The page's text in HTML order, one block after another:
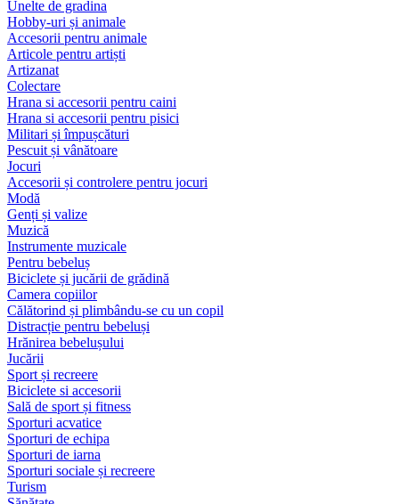
Unelte de gradina
Hobby-uri și animale
Accesorii pentru animale
Articole pentru artiști
Artizanat
Colectare
Hrana si accesorii pentru caini
Hrana si accesorii pentru pisici
Militari și împușcături
Pescuit și vânătoare
Jocuri
Accesorii și controlere pentru jocuri
Modă
Genți și valize
Muzică
Instrumente muzicale
Pentru bebeluș
Biciclete și jucării de grădină
Camera copiilor
Călătorind și plimbându-se cu un copil
Distracție pentru bebeluși
Hrănirea bebelușului
Jucării
Sport și recreere
Biciclete si accesorii
Sală de sport și fitness
Sporturi acvatice
Sporturi de echipa
Sporturi de iarna
Sporturi sociale și recreere
Turism